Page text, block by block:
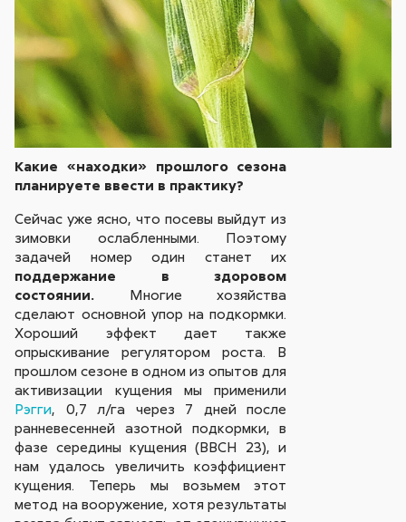
Какие «находки» прошлого сезона
планируете ввести в практику?
Сейчас уже ясно, что посевы выйдут из
зимовки ослабленными. Поэтому
задачей номер один станет их
поддержание в здоровом
состоянии. Многие хозяйства
сделают основной упор на подкормки.
Хороший эффект дает также
опрыскивание регулятором роста. В
прошлом сезоне в одном из опытов для
активизации кущения мы применили
Рэгги, 0,7 л/га через 7 дней после
ранневесенней азотной подкормки, в
фазе середины кущения (BBCH 23), и
нам удалось увеличить коэффициент
кущения. Теперь мы возьмем этот
метод на вооружение, хотя результаты